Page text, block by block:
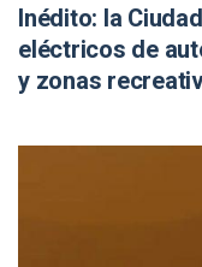
Inédito: la
eléctricos de
y zonas